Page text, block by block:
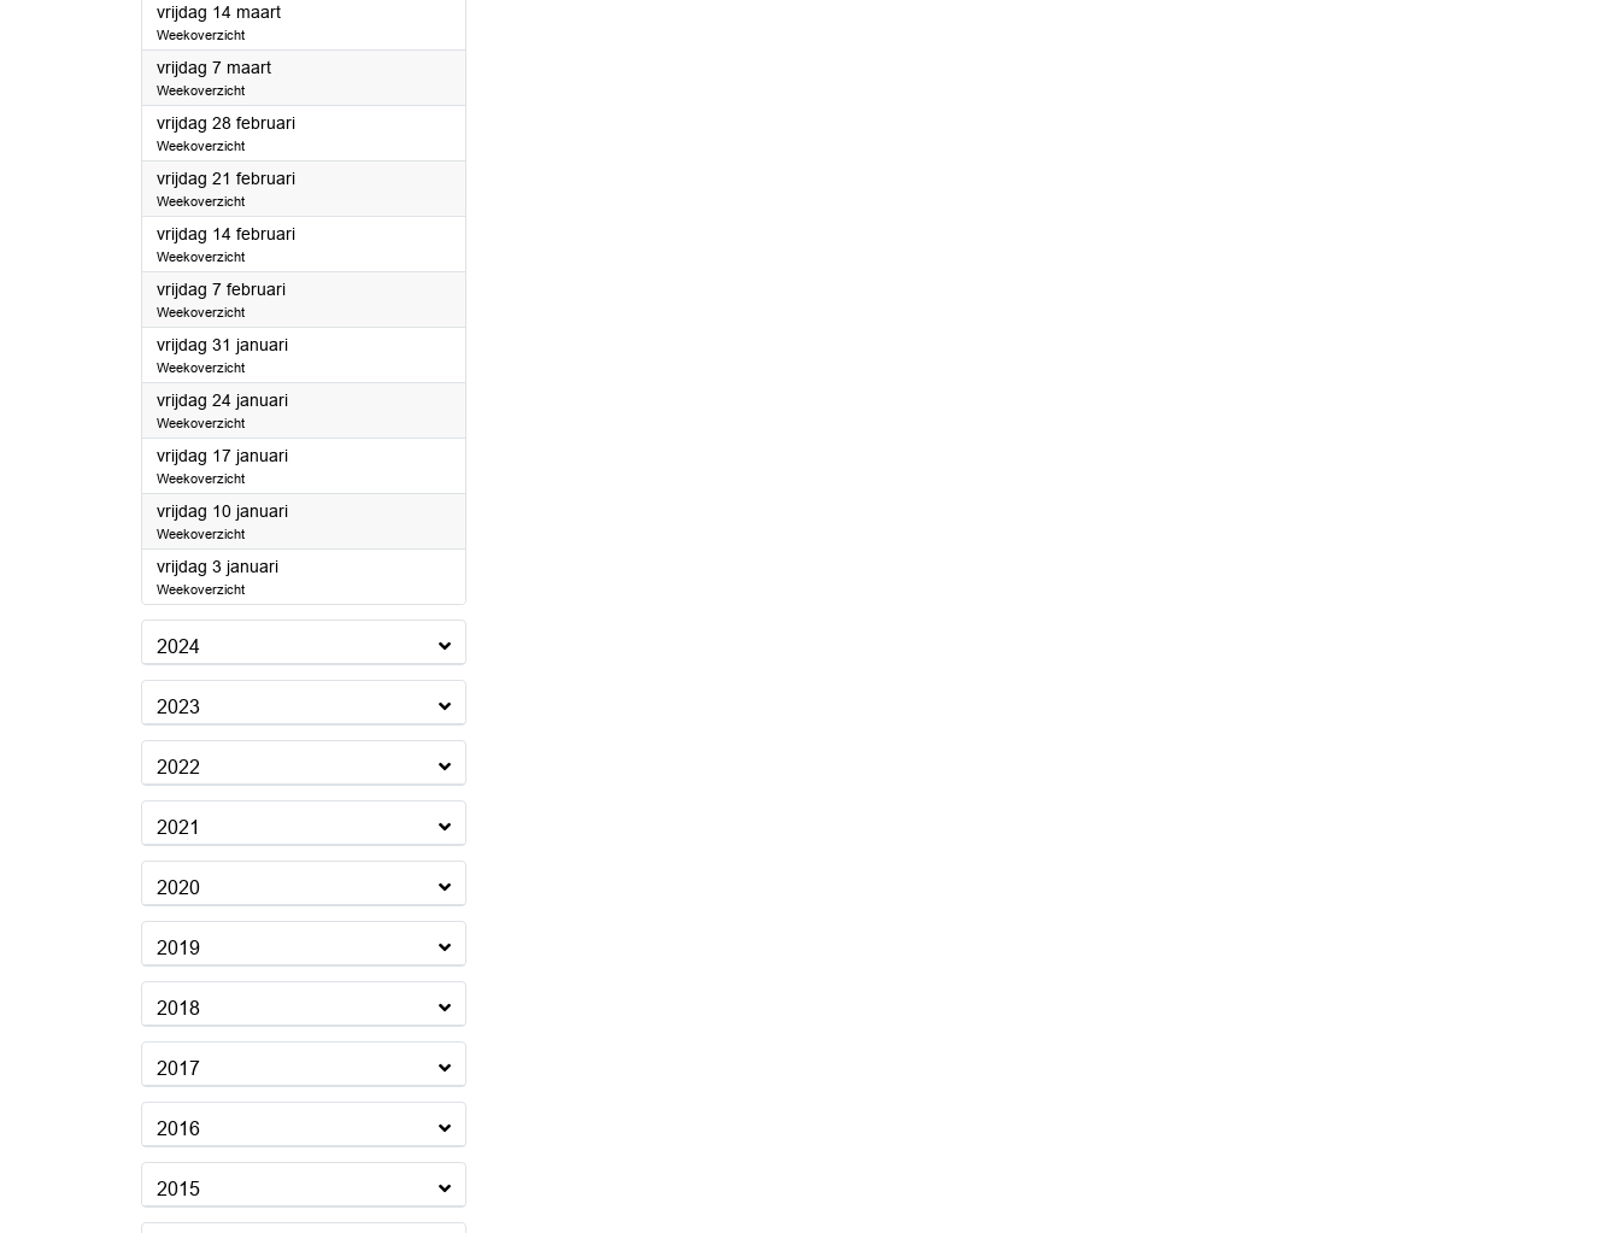
vrijdag 14 maart2025
Weekoverzicht
vrijdag 7 maart2025
Weekoverzicht
vrijdag 28 februari2025
Weekoverzicht
vrijdag 21 februari2025
Weekoverzicht
vrijdag 14 februari2025
Weekoverzicht
vrijdag 7 februari2025
Weekoverzicht
vrijdag 31 januari2025
Weekoverzicht
vrijdag 24 januari2025
Weekoverzicht
vrijdag 17 januari2025
Weekoverzicht
vrijdag 10 januari2025
Weekoverzicht
vrijdag 3 januari2025
Weekoverzicht
2024
2023
2022
2021
2020
2019
2018
2017
2016
2015